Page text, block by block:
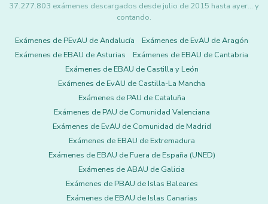
37.277.803 exámenes descargados desde julio de 2015 hasta ayer... y
contando.
Exámenes de PEvAU de Andalucía
Exámenes de EvAU de Aragón
Exámenes de EBAU de Asturias
Exámenes de EBAU de Cantabria
Exámenes de EBAU de Castilla y León
Exámenes de EvAU de Castilla-La Mancha
Exámenes de PAU de Cataluña
Exámenes de PAU de Comunidad Valenciana
Exámenes de EvAU de Comunidad de Madrid
Exámenes de EBAU de Extremadura
Exámenes de EBAU de Fuera de España (UNED)
Exámenes de ABAU de Galicia
Exámenes de PBAU de Islas Baleares
Exámenes de EBAU de Islas Canarias